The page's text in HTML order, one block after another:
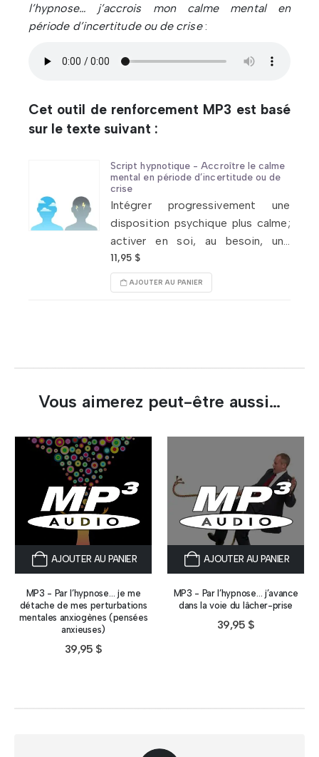
l’hypnose… j’accrois mon calme mental en
période d’incertitude ou de crise:
Cet outil de renforcement MP3 est basé
sur le texte suivant :
Script hypnotique - Accroître le calme
mental en période d’incertitude ou de
crise
Intégrer progressivement une
disposition psychique plus calme;
activer en soi, au besoin, une
approche mentale plus détendue
(choisir le calme mental accru
Encourager chez sa personne la
11,95 $
AJOUTER AU PANIER
Vous aimerez peut-être aussi…
AJOUTER AU PANIER
MP3 - Par l’hypnose… je me
détache de mes perturbations
mentales anxiogènes (pensées
anxieuses)
39,95 $
AJOUTER AU PANIER
MP3 - Par l’hypnose… j’avance
dans la voie du lâcher-prise
39,95 $